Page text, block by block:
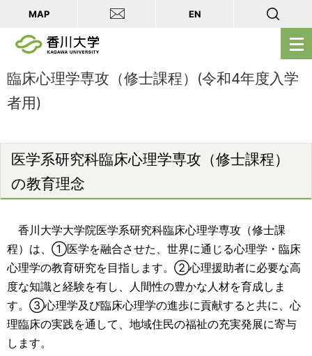
メ
ニ
ュ
MAP EN
臨床心理学専攻（修士課程）(令和4年度入学
者用)
医学系研究科臨床心理学専攻（修士課程）
の教育理念
香川大学大学院医学系研究科臨床心理学専攻（修士課
程）は、①医学を融合させた、世界に通じる心理学・臨床
心理学の教育研究を目指します。②心理援助者に必要な高
度な知識と経験を有し、人間性の豊かな人材を育成しま
す。③心理学及び臨床心理学の進歩に貢献すると共に、心
理臨床の実践を通して、地域住民の福祉の充実発展に寄与
します。